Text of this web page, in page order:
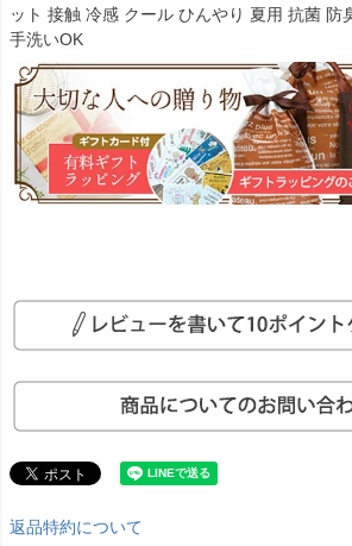
ット 接触 冷感 クール ひんやり 夏用 抗菌 防
手洗いOK
返品特約について